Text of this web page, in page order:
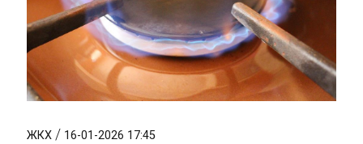
ЖКХ / 16-01-2026 17:45